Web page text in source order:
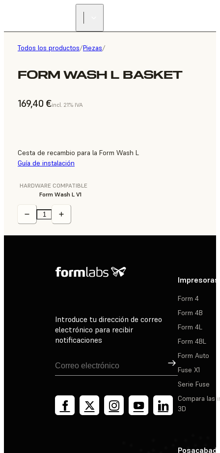
Todos los productos/Piezas/
FORM WASH L BASKET
169,40 €incl. 21% IVA
Cesta de recambio para la Form Wash L
Guía de instalación
HARDWARE COMPATIBLE
Form Wash L V1
Introduce tu dirección de correo
electrónico para recibir
notificaciones
Suscribirse
Impresoras
Form 4
Form 4B
Form 4L
Form 4BL
Form Auto
Fuse X1
Serie Fuse
Compara las
3D